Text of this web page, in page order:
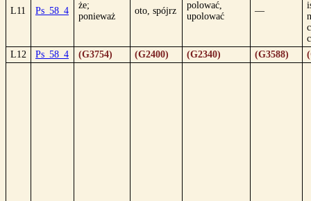
L11 Ps_58_4
że;
ponieważ
oto, spójrz
polować,
upolować
—
L12
Ps_58_4 (G3754) (G2400) (G2340) (G3588)